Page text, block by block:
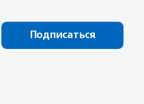
Подписаться